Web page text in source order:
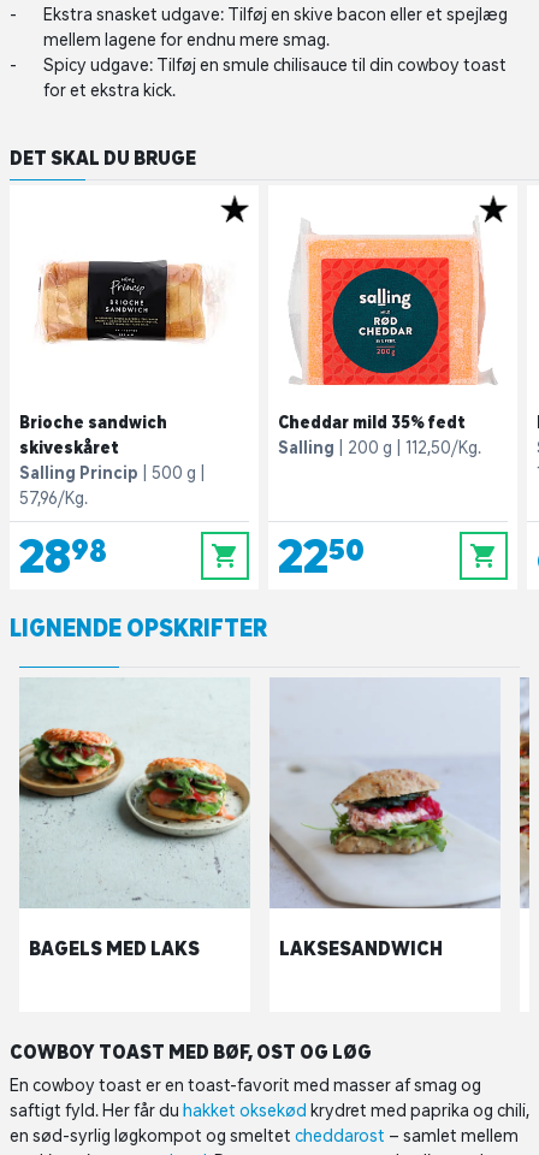
Ekstra snasket udgave: Tilføj en skive bacon eller et spejlæg
mellem lagene for endnu mere smag.
Spicy udgave: Tilføj en smule chilisauce til din cowboy toast
for et ekstra kick.
DET SKAL DU BRUGE
Brioche sandwich
skiveskåret
Salling Princip
500 g
57,96/Kg.
28,98 0
Cheddar mild 35% fedt
Salling
200 g 112,50/Kg.
22,50 0
LIGNENDE OPSKRIFTER
BAGELS MED LAKS LAKSESANDWICH
COWBOY TOAST MED BØF, OST OG LØG
En cowboy toast er en toast-favorit med masser af smag og
saftigt fyld. Her får du hakket oksekød krydret med paprika og chili,
en sød-syrlig løgkompot og smeltet cheddarost – samlet mellem